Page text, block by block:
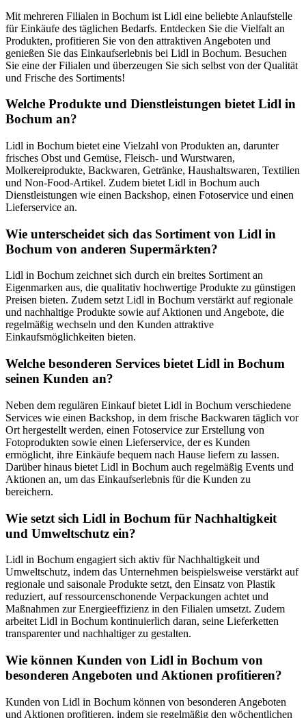
Mit mehreren Filialen in Bochum ist Lidl eine beliebte Anlaufstelle
für Einkäufe des täglichen Bedarfs. Entdecken Sie die Vielfalt an
Produkten, profitieren Sie von den attraktiven Angeboten und
genießen Sie das Einkaufserlebnis bei Lidl in Bochum. Besuchen
Sie eine der Filialen und überzeugen Sie sich selbst von der Qualität
und Frische des Sortiments!
Welche Produkte und Dienstleistungen bietet Lidl in
Bochum an?
Lidl in Bochum bietet eine Vielzahl von Produkten an, darunter
frisches Obst und Gemüse, Fleisch- und Wurstwaren,
Molkereiprodukte, Backwaren, Getränke, Haushaltswaren, Textilien
und Non-Food-Artikel. Zudem bietet Lidl in Bochum auch
Dienstleistungen wie einen Backshop, einen Fotoservice und einen
Lieferservice an.
Wie unterscheidet sich das Sortiment von Lidl in
Bochum von anderen Supermärkten?
Lidl in Bochum zeichnet sich durch ein breites Sortiment an
Eigenmarken aus, die qualitativ hochwertige Produkte zu günstigen
Preisen bieten. Zudem setzt Lidl in Bochum verstärkt auf regionale
und nachhaltige Produkte sowie auf Aktionen und Angebote, die
regelmäßig wechseln und den Kunden attraktive
Einkaufsmöglichkeiten bieten.
Welche besonderen Services bietet Lidl in Bochum
seinen Kunden an?
Neben dem regulären Einkauf bietet Lidl in Bochum verschiedene
Services wie einen Backshop, in dem frische Backwaren täglich vor
Ort hergestellt werden, einen Fotoservice zur Erstellung von
Fotoprodukten sowie einen Lieferservice, der es Kunden
ermöglicht, ihre Einkäufe bequem nach Hause liefern zu lassen.
Darüber hinaus bietet Lidl in Bochum auch regelmäßig Events und
Aktionen an, um das Einkaufserlebnis für die Kunden zu
bereichern.
Wie setzt sich Lidl in Bochum für Nachhaltigkeit
und Umweltschutz ein?
Lidl in Bochum engagiert sich aktiv für Nachhaltigkeit und
Umweltschutz, indem das Unternehmen beispielsweise verstärkt auf
regionale und saisonale Produkte setzt, den Einsatz von Plastik
reduziert, auf ressourcenschonende Verpackungen achtet und
Maßnahmen zur Energieeffizienz in den Filialen umsetzt. Zudem
arbeitet Lidl in Bochum kontinuierlich daran, seine Lieferketten
transparenter und nachhaltiger zu gestalten.
Wie können Kunden von Lidl in Bochum von
besonderen Angeboten und Aktionen profitieren?
Kunden von Lidl in Bochum können von besonderen Angeboten
und Aktionen profitieren, indem sie regelmäßig den wöchentlichen